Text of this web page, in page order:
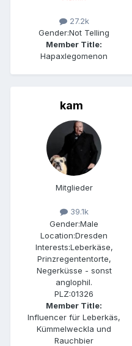
27.2k
Gender:Not Telling
Member Title:
Hapaxlegomenon
kam
Mitglieder
39.1k
Gender:Male
Location:Dresden
Interests:Leberkäse,
Prinzregententorte,
Negerküsse - sonst
anglophil.
PLZ:01326
Member Title:
Influencer für Leberkäs,
Kümmelweckla und
Rauchbier